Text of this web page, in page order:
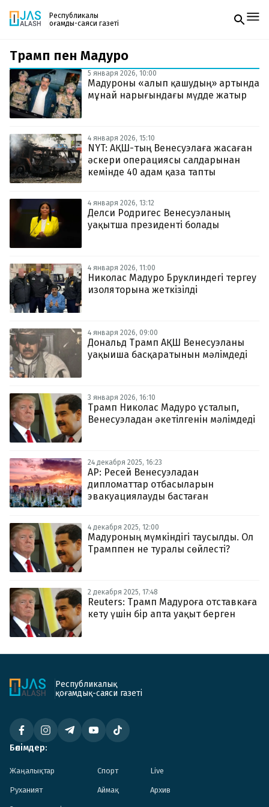
Республикалық
қоғамдық-саяси газеті
Жаңалықтар
Спорт
Live
Руханият
Аймақ
Архив
Заң және тәртіп
Редакциямен байланыс
+7 708 604 51 06
Жарнама бөлімі
Пошта
zhasalash100@gmail.com
Газетке жазылу
PDF форматтағы газетті ай сайын электронды
поштаңызға алып отырыңыз. Жаңа нөмір
шыққан сәтте сізге бірден жіберіледі. Тек email
Трамп пен Мадуро
5 января 2026, 10:00
Мадуроны «алып қашудың» артында
мұнай нарығындағы мүдде жатыр
4 января 2026, 15:10
NYT: АҚШ-тың Венесуэлаға жасаған
әскери операциясы салдарынан
кемінде 40 адам қаза тапты
4 января 2026, 13:12
Делси Родригес Венесуэланың
уақытша президенті болады
4 января 2026, 11:00
Николас Мадуро Бруклиндегі тергеу
изоляторына жеткізілді
4 января 2026, 09:00
Дональд Трамп АҚШ Венесуэланы
уақыиша басқаратынын мәлімдеді
3 января 2026, 16:10
Трамп Николас Мадуро ұсталып,
Венесуэладан әкетілгенін мәлімдеді
24 декабря 2025, 16:23
AP: Ресей Венесуэладан
дипломаттар отбасыларын
эвакуациялауды бастаған
4 декабря 2025, 12:00
Мадуроның мүмкіндігі таусылды. Ол
Трамппен не туралы сөйлесті?
2 декабря 2025, 17:48
Reuters: Трамп Мадуроға отставкаға
кету үшін бір апта уақыт берген
Республикалық
қоғамдық-саяси газеті
Бөлімдер:
Жаңалықтар Спорт Live
Руханият Аймақ Архив